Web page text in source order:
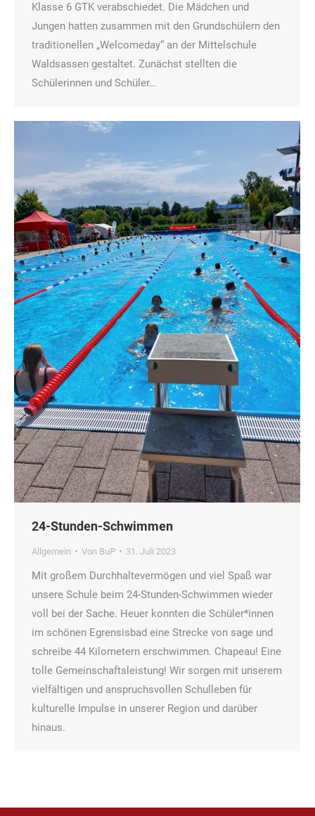
Klasse 6 GTK verabschiedet. Die Mädchen und
Jungen hatten zusammen mit den Grundschülern den
traditionellen „Welcomeday“ an der Mittelschule
Waldsassen gestaltet. Zunächst stellten die
Schülerinnen und Schüler…
24-Stunden-Schwimmen
Allgemein Von BuP 31. Juli 2023
Mit großem Durchhaltevermögen und viel Spaß war
unsere Schule beim 24-Stunden-Schwimmen wieder
voll bei der Sache. Heuer konnten die Schüler*innen
im schönen Egrensisbad eine Strecke von sage und
schreibe 44 Kilometern erschwimmen. Chapeau! Eine
tolle Gemeinschaftsleistung! Wir sorgen mit unserem
vielfältigen und anspruchsvollen Schulleben für
kulturelle Impulse in unserer Region und darüber
hinaus.